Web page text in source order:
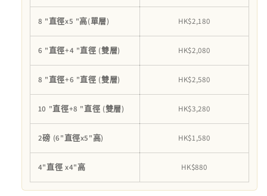
8 "直徑x5 "高(單層) HK$2,180
6 "直徑+4 "直徑 (雙層) HK$2,080
8 "直徑+6 "直徑 (雙層) HK$2,580
10 "直徑+8 "直徑 (雙層) HK$3,280
2磅 (6"直徑x5"高) HK$1,580
4"直徑 x4"高 HK$880